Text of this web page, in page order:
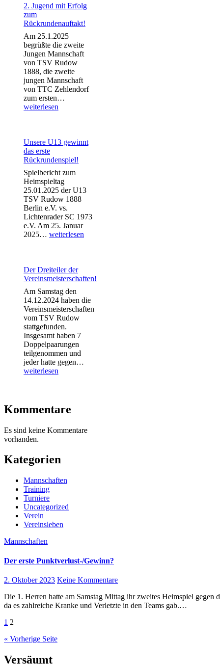
zu
letzten
Spielen
2. Jugend mit Erfolg
zum
Rückrundenauftakt!
Am 25.1.2025
begrüßte die zweite
Jungen Mannschaft
von TSV Rudow
1888, die zweite
jungen Mannschaft
von TTC Zehlendorf
zum ersten…
Rückrundenauftakt!
weiterlesen
Unsere U13 gewinnt
das erste
Rückrundenspiel!
Spielbericht zum
Heimspieltag
25.01.2025 der U13
TSV Rudow 1888
Berlin e.V. vs.
Lichtenrader SC 1973
e.V. Am 25. Januar
2025… Unsere
erste
Rückrundenspiel!
weiterlesen
Der Dreiteiler der
Vereinsmeisterschaften!
Am Samstag den
14.12.2024 haben die
Vereinsmeisterschaften
vom TSV Rudow
stattgefunden.
Insgesamt haben 7
Doppelpaarungen
teilgenommen und
jeder hatte gegen…
weiterlesen
Kommentare
Es sind keine Kommentare
vorhanden.
Kategorien
Mannschaften
Training
Turniere
Uncategorized
Verein
Vereinsleben
Mannschaften
Der erste Punktverlust-/Gewinn?
2. Oktober 2023 Keine Kommentare
Die 1. Herren hatte am Samstag Mittag ihr zweites Heimspiel gegen den SC Charlottenburg. Beide Mannschaften spielten mit zwei Ersatzspielern
da es zahlreiche Kranke und Verletzte in den Teams gab.…
Seitennummerierung
der
1 2
« Vorherige Seite
Versäumt